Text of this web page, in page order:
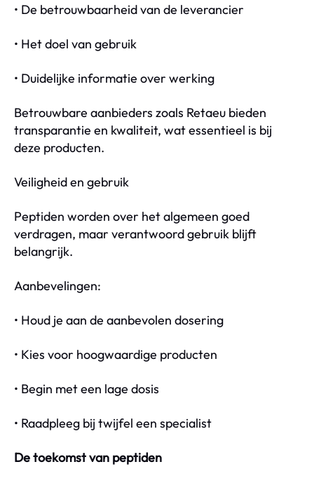
• De betrouwbaarheid van de leverancier
• Het doel van gebruik
• Duidelijke informatie over werking
Betrouwbare aanbieders zoals Retaeu bieden
transparantie en kwaliteit, wat essentieel is bij
deze producten.
Veiligheid en gebruik
Peptiden worden over het algemeen goed
verdragen, maar verantwoord gebruik blijft
belangrijk.
Aanbevelingen:
• Houd je aan de aanbevolen dosering
• Kies voor hoogwaardige producten
• Begin met een lage dosis
• Raadpleeg bij twijfel een specialist
De toekomst van peptiden